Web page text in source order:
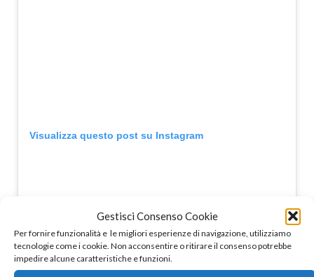
Gestisci Consenso Cookie
Per fornire funzionalità e le migliori esperienze di navigazione, utilizziamo
tecnologie come i cookie. Non acconsentire o ritirare il consenso potrebbe
impedire alcune caratteristiche e funzioni.
Visualizza questo post su Instagram